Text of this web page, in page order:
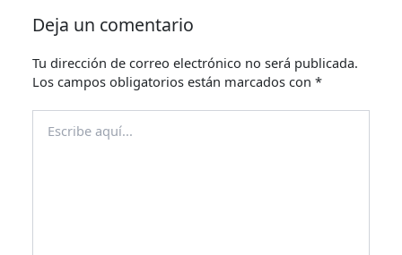
Deja un comentario
Tu dirección de correo electrónico no será publicada.
Los campos obligatorios están marcados con*
aquí...